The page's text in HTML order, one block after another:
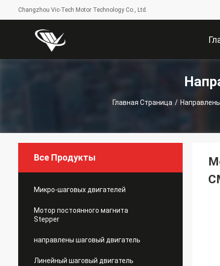
Changzhou Vic-Tech Motor Technology Co., Ltd.
Главная Страница /
Все Продукты
Микро-шаговых двигателей
Мотор постоянного магнита
Stepper
направлены шаговый двигатель
Линейный шаговый двигатель